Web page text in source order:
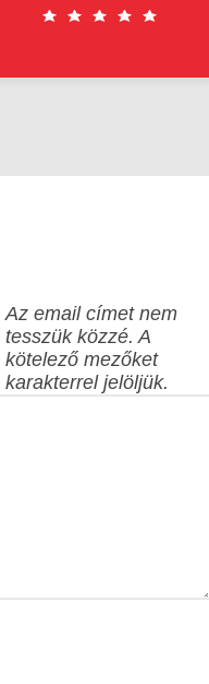
Az email címet nem
tesszük közzé. A
kötelező mezőket
karakterrel jelöljük.